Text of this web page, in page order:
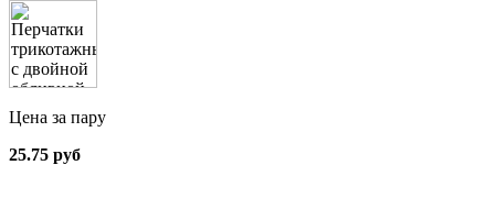
Цена за пару
25.75 руб